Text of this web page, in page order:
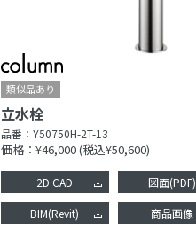
立水栓
品番： Y50750H-2T-13
価格：¥46,000(税込¥50,600)
2D CAD 図面(PDF)
BIM(Revit) 商品画像